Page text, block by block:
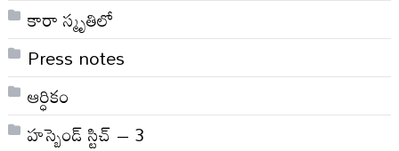
కారా స్మృతిలో
Press notes
ఆర్ధికం
హస్బెండ్ స్టిచ్ – 3